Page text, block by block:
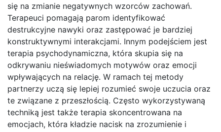
się na zmianie negatywnych wzorców zachowań.
Terapeuci pomagają parom identyfikować
destrukcyjne nawyki oraz zastępować je bardziej
konstruktywnymi interakcjami. Innym podejściem jest
terapia psychodynamiczna, która skupia się na
odkrywaniu nieświadomych motywów oraz emocji
wpływających na relację. W ramach tej metody
partnerzy uczą się lepiej rozumieć swoje uczucia oraz
te związane z przeszłością. Często wykorzystywaną
techniką jest także terapia skoncentrowana na
emocjach, która kładzie nacisk na zrozumienie i